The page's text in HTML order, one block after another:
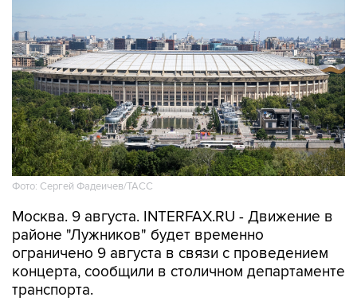
Фото: Сергей Фадеичев/ТАСС
Москва. 9 августа. INTERFAX.RU - Движение в
ограничено 9 августа в связи с проведением
концерта, сообщили в столичном департаменте
транспорта.
В частности, движение будет закрыто с 08:00